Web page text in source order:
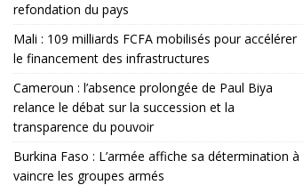
refondation du pays
Mali : 109 milliards FCFA mobilisés pour accélérer
le financement des infrastructures
Cameroun : l’absence prolongée de Paul Biya
relance le débat sur la succession et la
transparence du pouvoir
Burkina Faso : L’armée affiche sa détermination à
vaincre les groupes armés